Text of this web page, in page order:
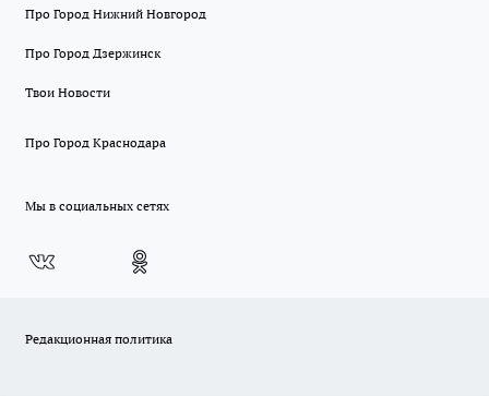
Про Город Нижний Новгород
Про Город Дзержинск
Твои Новости
Про Город Краснодара
Мы в социальных сетях
Редакционная политика